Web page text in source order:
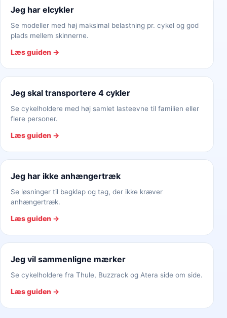
Jeg har elcykler
Se modeller med høj maksimal belastning pr. cykel og god
plads mellem skinnerne.
Læs guiden →
Jeg skal transportere 4 cykler
Se cykelholdere med høj samlet lasteevne til familien eller
flere personer.
Læs guiden →
Jeg har ikke anhængertræk
Se løsninger til bagklap og tag, der ikke kræver
anhængertræk.
Læs guiden →
Jeg vil sammenligne mærker
Se cykelholdere fra Thule, Buzzrack og Atera side om side.
Læs guiden →